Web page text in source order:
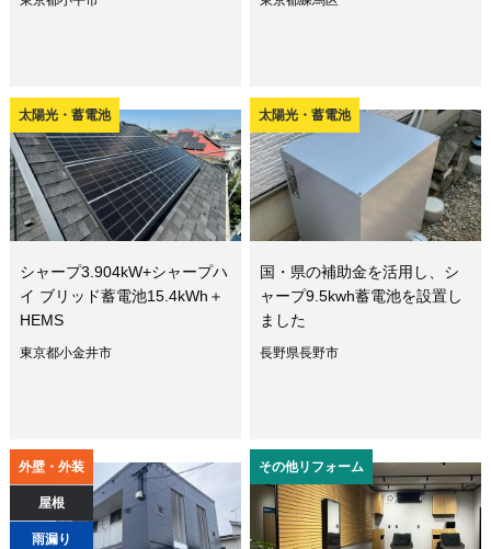
太陽光・蓄電池
シャープ3.904kW+シャープハ
イ ブリッド蓄電池15.4kWh＋
HEMS
東京都小金井市
太陽光・蓄電池
国・県の補助金を活用し、シ
ャープ9.5kwh蓄電池を設置し
ました
長野県長野市
外壁・外装
屋根
雨漏り
その他リフォーム